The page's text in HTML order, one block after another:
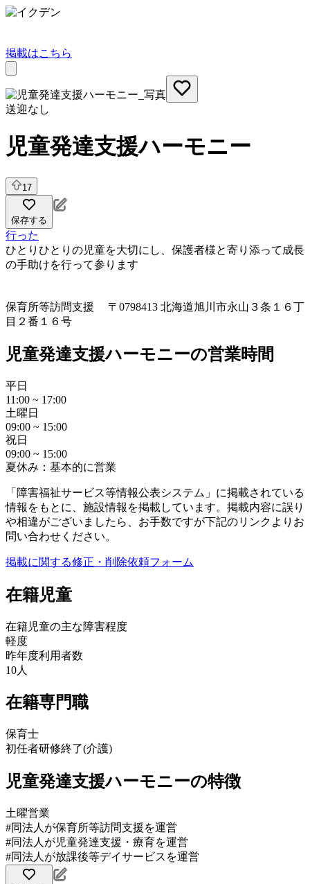
掲載はこちら
送迎なし
児童発達支援ハーモニー
17
保存する
行った
ひとりひとりの児童を大切にし、保護者様と寄り添って成長
の手助けを行って参ります
保育所等訪問支援 〒0798413 北海道旭川市永山３条１６丁
目２番１６号
児童発達支援ハーモニーの営業時間
平日
11:00 ~ 17:00
土曜日
09:00 ~ 15:00
祝日
09:00 ~ 15:00
夏休み：基本的に営業
「障害福祉サービス等情報公表システム」に掲載されている
情報をもとに、施設情報を掲載しています。掲載内容に誤り
や相違がございましたら、お手数ですが下記のリンクよりお
問い合わせください。
掲載に関する修正・削除依頼フォーム
在籍児童
在籍児童の主な障害程度
軽度
昨年度利用者数
10人
在籍専門職
保育士
初任者研修終了(介護)
児童発達支援ハーモニーの特徴
土曜営業
#同法人が保育所等訪問支援を運営
#同法人が児童発達支援・療育を運営
#同法人が放課後等デイサービスを運営